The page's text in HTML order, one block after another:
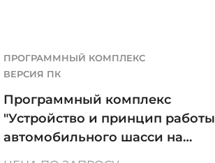
ПРОГРАММНЫЙ КОМПЛЕКС
ВЕРСИЯ ПК
Программный комплекс
"Устройство и принцип работы
автомобильного шасси на